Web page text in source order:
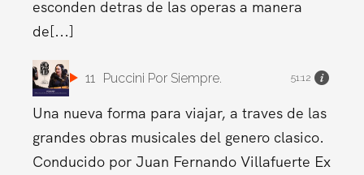
esconden detras de las operas a manera
de[...]
11 Puccini Por Siempre. 51:12
Una nueva forma para viajar, a traves de las
grandes obras musicales del genero clasico.
Conducido por Juan Fernando Villafuerte Ex